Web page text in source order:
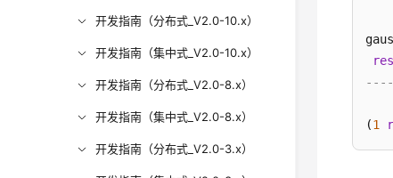
开发指南（分布式_V2.0-10.x）
开发指南（集中式_V2.0-10.x）
开发指南（分布式_V2.0-8.x）
开发指南（集中式_V2.0-8.x）
开发指南（分布式_V2.0-3.x）
(1